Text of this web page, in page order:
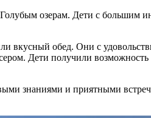
озерам. Дети с
вкусный обед. Они с
Дети получили
знаниями и приятными